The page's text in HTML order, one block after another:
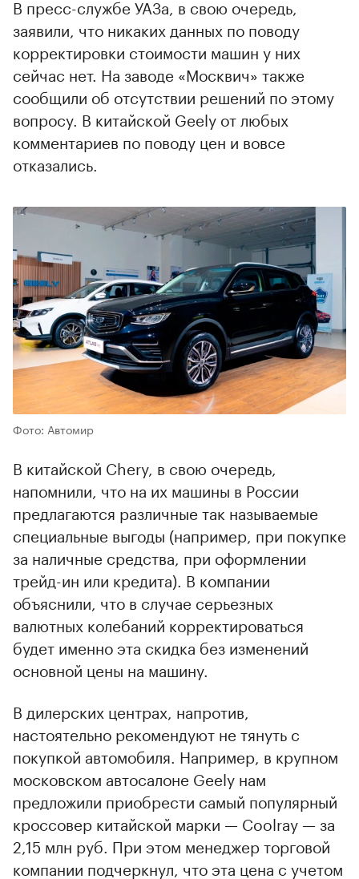
В пресс-службе УАЗа, в свою очередь,
заявили, что никаких данных по поводу
корректировки стоимости машин у них
сейчас нет. На заводе «Москвич» также
сообщили об отсутствии решений по этому
вопросу. В китайской Geely от любых
комментариев по поводу цен и вовсе
отказались.
Фото: Автомир
В китайской Chery, в свою очередь,
напомнили, что на их машины в России
предлагаются различные так называемые
специальные выгоды (например, при покупке
за наличные средства, при оформлении
трейд-ин или кредита). В компании
объяснили, что в случае серьезных
валютных колебаний корректироваться
будет именно эта скидка без изменений
основной цены на машину.
В дилерских центрах, напротив,
настоятельно рекомендуют не тянуть с
покупкой автомобиля. Например, в крупном
московском автосалоне Geely нам
предложили приобрести самый популярный
кроссовер китайской марки — Coolray — за
2,15 млн руб. При этом менеджер торговой
компании подчеркнул, что эта цена с учетом